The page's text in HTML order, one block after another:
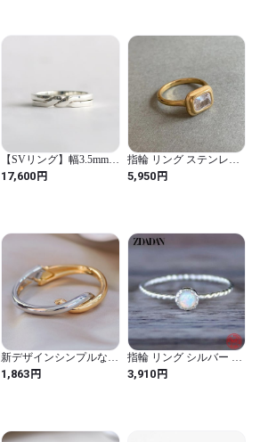
【SVリング】幅3.5mm_
ギメルリング_ノーマル
_SV950
17,600円
指輪 リング ステンレス
スクエア ストーン シン
プル レディース 四角 CZ
5,950円
新デザインシンプルなメ
タル幾何学オープンブレ
スレット女性のためのゴ
セサリー（Double
1,863円
指輪 リング シルバー オ
バール レディース 女性
925 スター 星リング オ
3,910円